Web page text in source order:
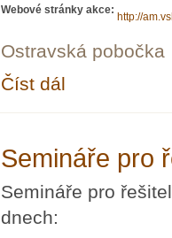
Webové stránky akce:
http://
Ostravská pobočka
Číst dál
Semináře pro
Semináře pro
dnech: